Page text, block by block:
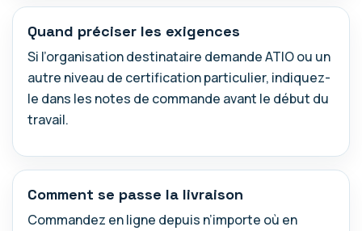
Quand préciser les exigences
Si l’organisation destinataire demande ATIO ou un
autre niveau de certification particulier, indiquez-
le dans les notes de commande avant le début du
travail.
Comment se passe la livraison
Commandez en ligne depuis n’importe où en